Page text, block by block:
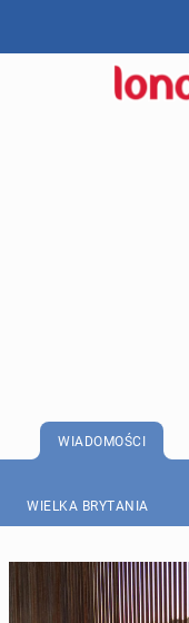
WIADOMOŚCI
WIELKA BRYTANIA